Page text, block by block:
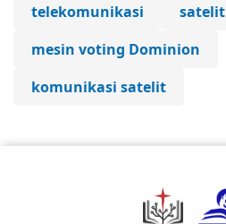
telekomunikasi satelit
mesin voting Dominion
komunikasi satelit